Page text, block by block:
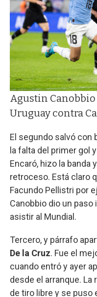
Agustin
Uruguay contra
El segundo salvó con
la falta del primer gol
Encaró, hizo la banda
retroceso. Está claro
Facundo Pellistri por
Canobbio dio un
asistir al Mundial.
Tercero, y párrafo
De la Cruz. Fue el
cuando entró y ayer
desde el arranque.
de tiro libre y se puso